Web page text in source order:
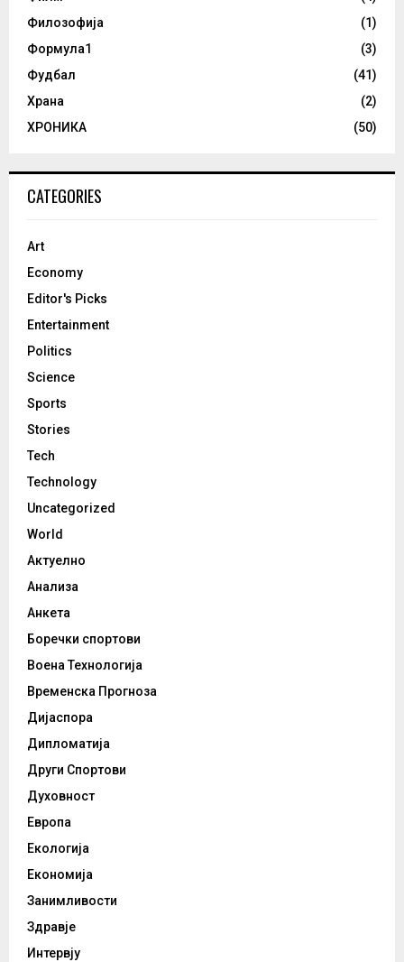
Филозофија
(1)
Формула1
(3)
Фудбал
(41)
Храна
(2)
ХРОНИКА
(50)
CATEGORIES
Art
Economy
Editor's Picks
Entertainment
Politics
Science
Sports
Stories
Tech
Technology
Uncategorized
World
Актуелно
Анализа
Анкета
Боречки спортови
Воена Технологија
Временска Прогноза
Дијаспора
Дипломатија
Други Спортови
Духовност
Европа
Екологија
Економија
Занимливости
Здравје
Интервју